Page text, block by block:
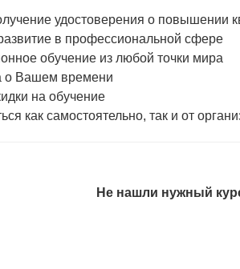
удостоверения о
в профессиональной сфере
обучение из любой точки мира
о Вашем времени
на обучение
как самостоятельно, так и от
Не нашли нужный